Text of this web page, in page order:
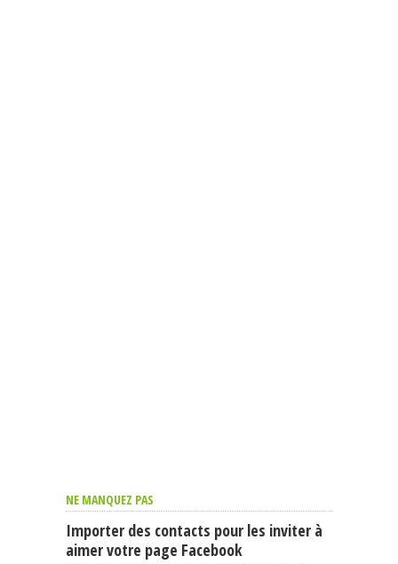
NE MANQUEZ PAS
Importer des contacts pour les inviter à
aimer votre page Facebook